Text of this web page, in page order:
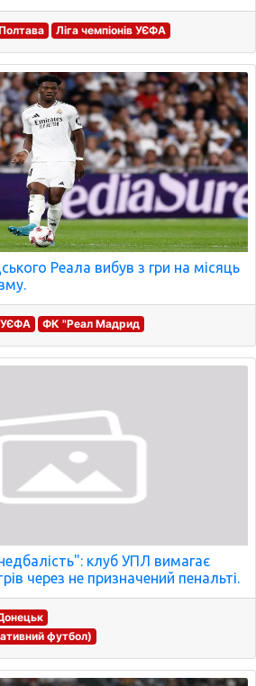
Ліга чемпіонів УЄФА
Реала вибув з гри на місяць
УЄФА ФК "Реал Мадрид
клуб УПЛ вимагає
через не призначений пенальті.
футбол)